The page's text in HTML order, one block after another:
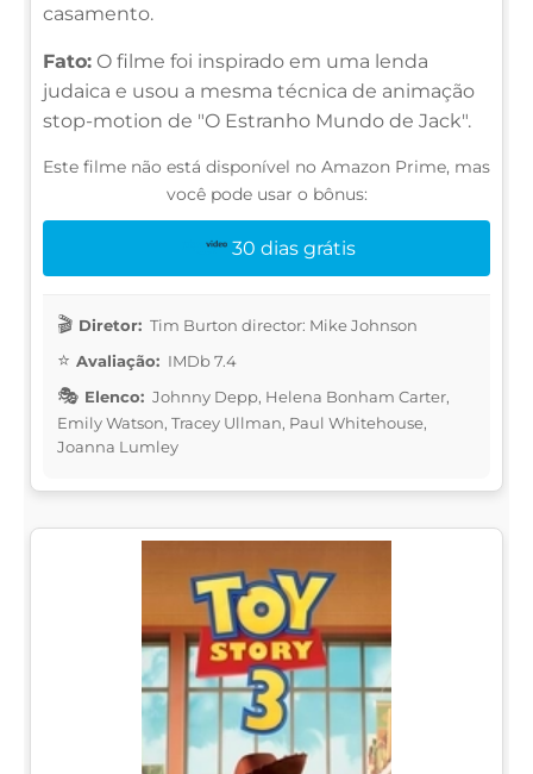
casamento.
Fato: O filme foi inspirado em uma lenda
judaica e usou a mesma técnica de animação
stop-motion de "O Estranho Mundo de Jack".
Este filme não está disponível no Amazon Prime, mas
você pode usar o bônus:
30 dias grátis
Diretor: Tim Burton director: Mike Johnson
Avaliação: IMDb 7.4
Elenco: Johnny Depp, Helena Bonham Carter,
Emily Watson, Tracey Ullman, Paul Whitehouse,
Joanna Lumley